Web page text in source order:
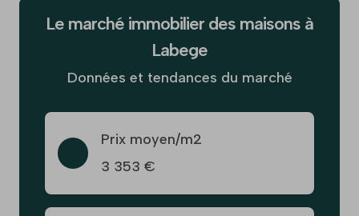
Le marché immobilier des maisons à
Labege
Données et tendances du marché
Prix moyen/m2
3 353 €